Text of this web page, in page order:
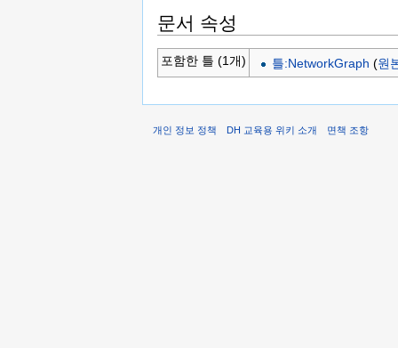
문서 속성
포함한 틀 (1개) 틀:NetworkGraph (원
개인 정보 정책 DH 교육용 위키 소개 면책 조항